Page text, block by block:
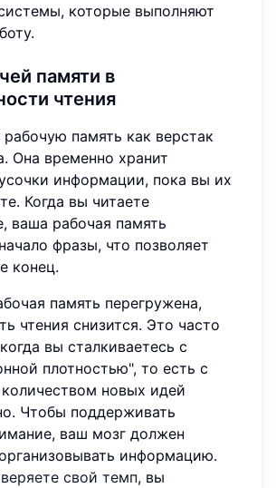
которые выполняют
памяти в
чтения
память как верстак
Она временно хранит
информации, пока вы их
Когда вы читаете
ваша рабочая память
фразы, что позволяет
конец.
память перегружена,
чтения снизится. Это часто
вы сталкиваетесь с
плотностью", то есть с
новых идей
Чтобы поддерживать
ваш мозг должен
информацию.
свой темп, вы